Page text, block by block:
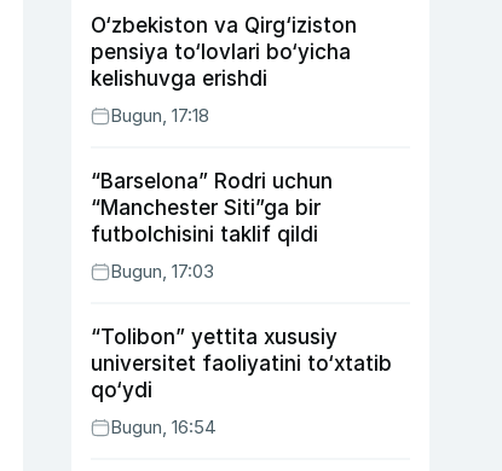
O‘zbekiston va Qirg‘iziston
pensiya to‘lovlari bo‘yicha
kelishuvga erishdi
Bugun, 17:18
“Barselona” Rodri uchun
“Manchester Siti”ga bir
futbolchisini taklif qildi
Bugun, 17:03
“Tolibon” yettita xususiy
universitet faoliyatini to‘xtatib
qo‘ydi
Bugun, 16:54